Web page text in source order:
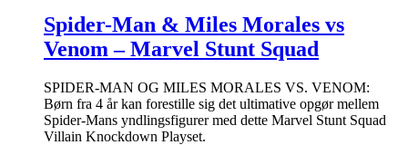
Spider-Man & Miles Morales vs
Venom – Marvel Stunt Squad
SPIDER-MAN OG MILES MORALES VS. VENOM:
Børn fra 4 år kan forestille sig det ultimative opgør mellem
Spider-Mans yndlingsfigurer med dette Marvel Stunt Squad
Villain Knockdown Playset.